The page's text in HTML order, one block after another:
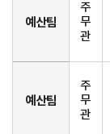
예산팀
주
무
관
예산팀
주
무
관